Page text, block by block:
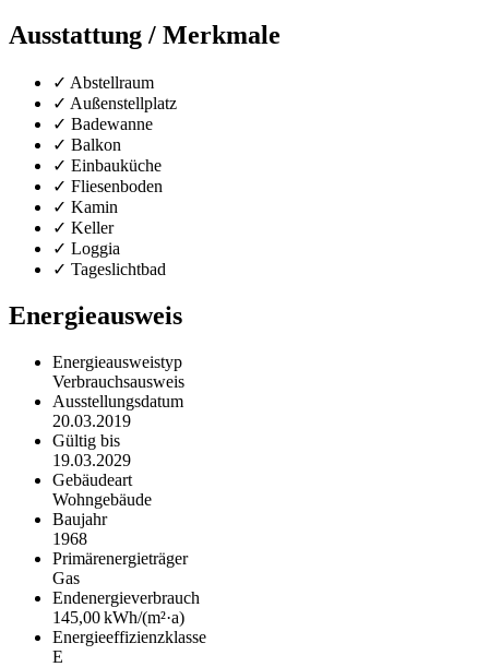
Ausstattung / Merkmale
✓ Abstellraum
✓ Außenstellplatz
✓ Badewanne
✓ Balkon
✓ Einbauküche
✓ Fliesenboden
✓ Kamin
✓ Keller
✓ Loggia
✓ Tageslichtbad
Energieausweis
Energieausweistyp
Verbrauchs­ausweis
Ausstellungsdatum
20.03.2019
Gültig bis
19.03.2029
Gebäudeart
Wohngebäude
Baujahr
1968
Primärenergieträger
Gas
Endenergie­verbrauch
145,00 kWh/(m²·a)
Energie­effizienz­klasse
E